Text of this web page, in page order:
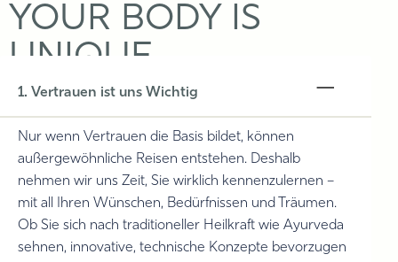
YOUR BODY IS
UNIQUE
1. Vertrauen ist uns Wichtig
Nur wenn Vertrauen die Basis bildet, können
außergewöhnliche Reisen entstehen. Deshalb
nehmen wir uns Zeit, Sie wirklich kennenzulernen –
mit all Ihren Wünschen, Bedürfnissen und Träumen.
Ob Sie sich nach traditioneller Heilkraft wie Ayurveda
sehnen, innovative, technische Konzepte bevorzugen